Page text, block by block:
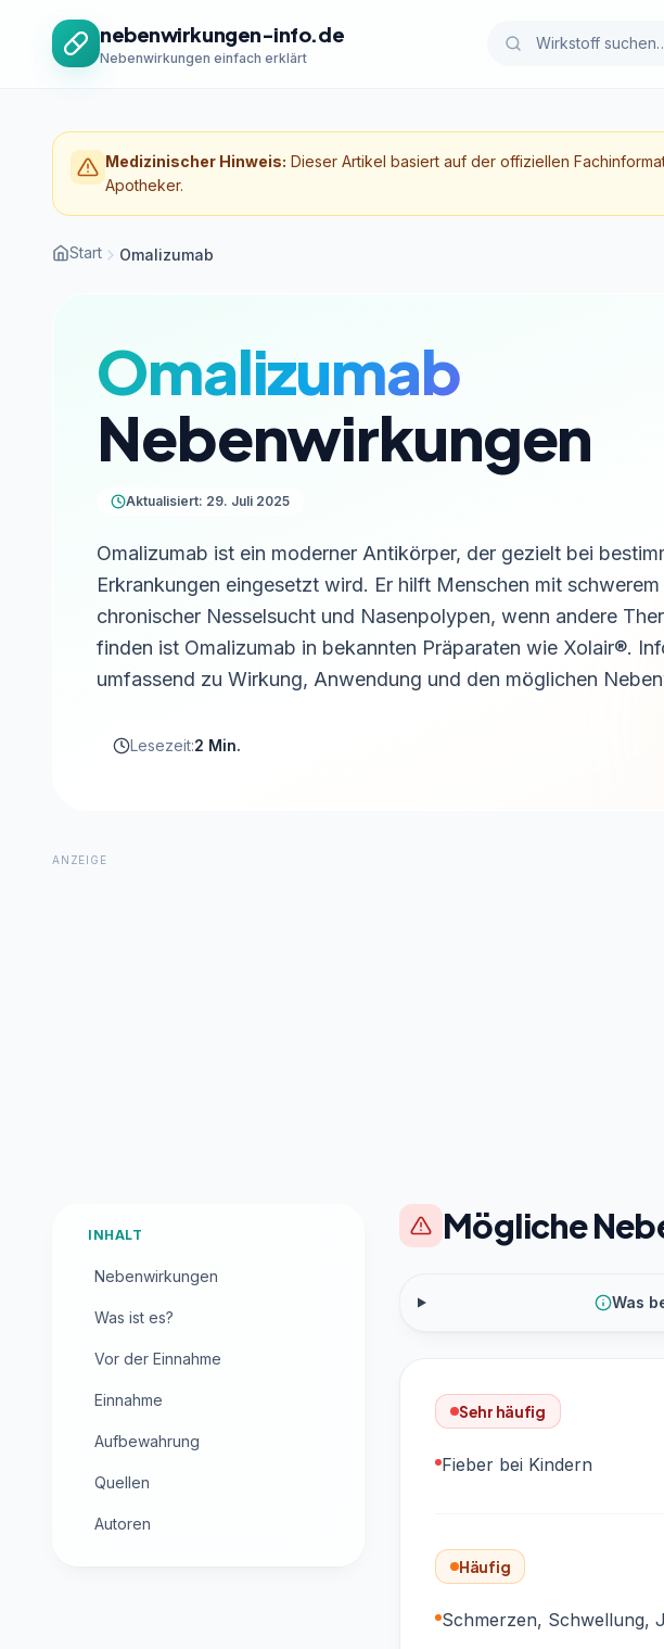
nebenwirkungen-info.de
Nebenwirkungen einfach erklärt
Medizinischer Hinweis: Dieser Artikel basiert auf der offiziellen
Apotheker.
Start Omalizumab
Omalizumab
Nebenwirkungen
Aktualisiert: 29. Juli 2025
Omalizumab ist ein moderner Antikörper, der gezielt bei
Erkrankungen eingesetzt wird. Er hilft Menschen mit
chronischer Nesselsucht und Nasenpolypen, wenn andere
finden ist Omalizumab in bekannten Präparaten wie Xolair®.
umfassend zu Wirkung, Anwendung und den möglichen
Lesezeit:2 Min.
ANZEIGE
INHALT
Nebenwirkungen
Was ist es?
Vor der Einnahme
Einnahme
Aufbewahrung
Quellen
Autoren
Mögliche
Was
Sehr häufig
Fieber bei Kindern
Häufig
Schmerzen, Schwellung,